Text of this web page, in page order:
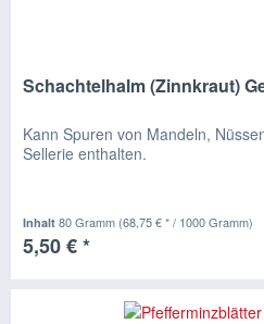
Schachtelhalm (Zinnkraut)
Kann Spuren von Mandeln,
Sellerie enthalten.
Inhalt80 Gramm (68,75 € * / 1000 Gramm)
5,50 € *